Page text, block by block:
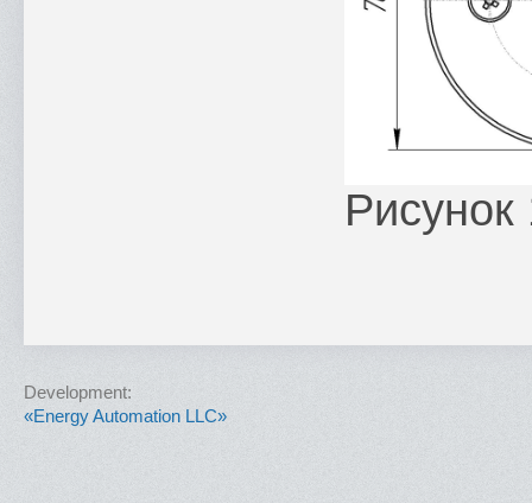
Рисунок
Development:
«Energy Automation LLC»